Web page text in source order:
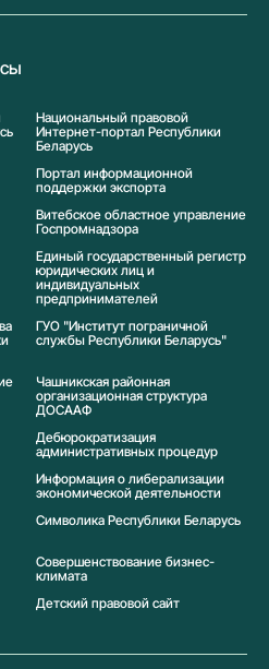
Национальный правовой
Интернет-портал Республики
Беларусь
Портал информационной
поддержки экспорта
Витебское областное управление
Госпромнадзора
Единый государственный регистр
юридических лиц и
индивидуальных
предпринимателей
ГУО "Институт пограничной
службы Республики Беларусь"
Чашникская районная
организационная структура
ДОСААФ
Дебюрократизация
административных процедур
Информация о либерализации
экономической деятельности
Символика Реcпублики Беларусь
Совершенствование бизнес-
климата
Детский правовой сайт